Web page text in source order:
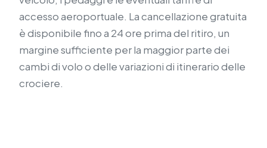
accesso aeroportuale. La cancellazione gratuita
è disponibile fino a 24 ore prima del ritiro, un
margine sufficiente per la maggior parte dei
cambi di volo o delle variazioni di itinerario delle
crociere.